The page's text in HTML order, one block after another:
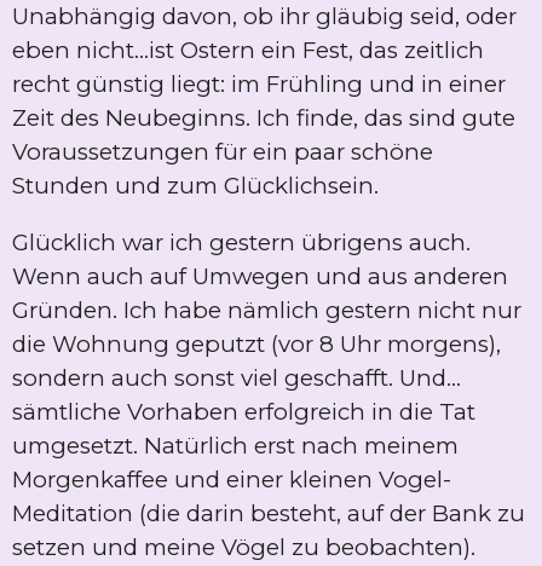
Unabhängig davon, ob ihr gläubig seid, oder
eben nicht...ist Ostern ein Fest, das zeitlich
recht günstig liegt: im Frühling und in einer
Zeit des Neubeginns. Ich finde, das sind gute
Voraussetzungen für ein paar schöne
Stunden und zum Glücklichsein.
Glücklich war ich gestern übrigens auch.
Wenn auch auf Umwegen und aus anderen
Gründen. Ich habe nämlich gestern nicht nur
die Wohnung geputzt (vor 8 Uhr morgens),
sondern auch sonst viel geschafft. Und...
sämtliche Vorhaben erfolgreich in die Tat
umgesetzt. Natürlich erst nach meinem
Morgenkaffee und einer kleinen Vogel-
Meditation (die darin besteht, auf der Bank zu
setzen und meine Vögel zu beobachten).